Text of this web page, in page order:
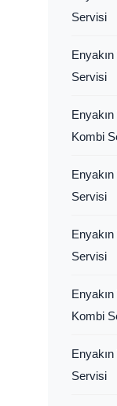
Servisi
Servisi
Kombi
Servisi
Servisi
Kombi
Servisi